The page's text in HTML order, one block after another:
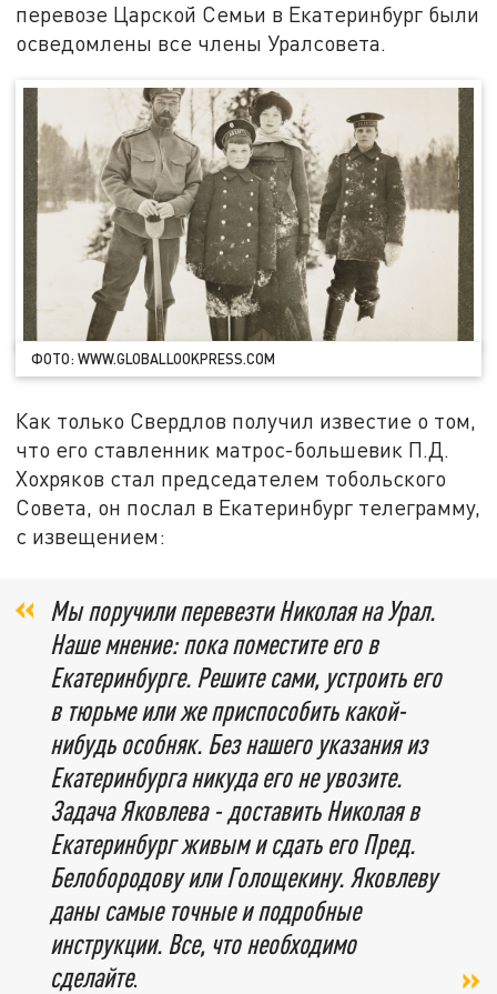
перевозе Царской Семьи в Екатеринбург были
осведомлены все члены Уралсовета.
ФОТО: WWW.GLOBALLOOKPRESS.COM
Как только Свердлов получил известие о том,
что его ставленник матрос-большевик П.Д.
Хохряков стал председателем тобольского
Совета, он послал в Екатеринбург телеграмму,
с извещением:
Мы поручили перевезти Николая на Урал.
Наше мнение: пока поместите его в
Екатеринбурге. Решите сами, устроить его
в тюрьме или же приспособить какой-
нибудь особняк. Без нашего указания из
Екатеринбурга никуда его не увозите.
Задача Яковлева - доставить Николая в
Екатеринбург живым и сдать его Пред.
Белобородову или Голощекину. Яковлеву
даны самые точные и подробные
инструкции. Все, что необходимо
сделайте.